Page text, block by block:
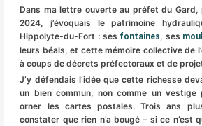
Dans ma lettre ouverte au préfet du Gard,
2024, j’évoquais le patrimoine
Hippolyte-du-Fort : ses fontaines, ses
leurs béals, et cette mémoire collective de
à coups de décrets préfectoraux et de
J’y défendais l’idée que cette richesse
un bien commun, non comme un vestige
orner les cartes postales. Trois ans
constater que rien n’a bougé – si ce n’est